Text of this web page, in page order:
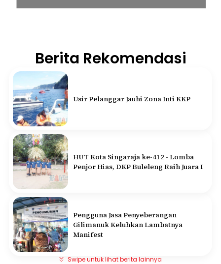
Berita Rekomendasi
Usir Pelanggar Jauhi Zona Inti KKP
HUT Kota Singaraja ke-412 - Lomba
Penjor Hias, DKP Buleleng Raih Juara I
Pengguna Jasa Penyeberangan
Gilimanuk Keluhkan Lambatnya
Manifest
Swipe untuk lihat berita lainnya